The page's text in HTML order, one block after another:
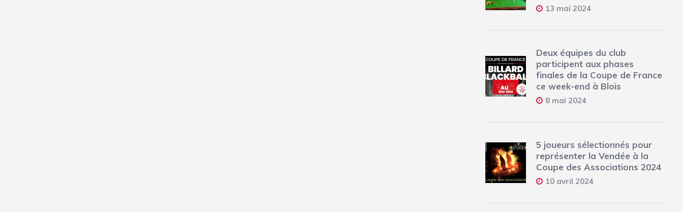
13 mai 2024
Deux équipes du club
participent aux phases
finales de la Coupe de France
ce week-end à Blois
8 mai 2024
5 joueurs sélectionnés pour
représenter la Vendée à la
Coupe des Associations 2024
10 avril 2024